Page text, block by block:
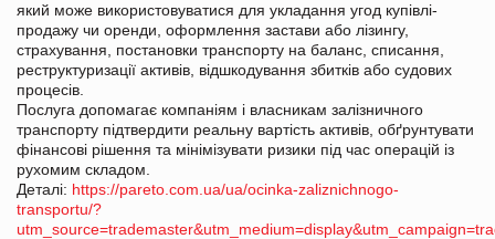
який може використовуватися для укладання угод купівлі-
продажу чи оренди, оформлення застави або лізингу,
страхування, постановки транспорту на баланс, списання,
реструктуризації активів, відшкодування збитків або судових
процесів.
Послуга допомагає компаніям і власникам залізничного
транспорту підтвердити реальну вартість активів, обґрунтувати
фінансові рішення та мінімізувати ризики під час операцій із
рухомим складом.
Деталі: https://pareto.com.ua/ua/ocinka-zaliznichnogo-
transportu/?